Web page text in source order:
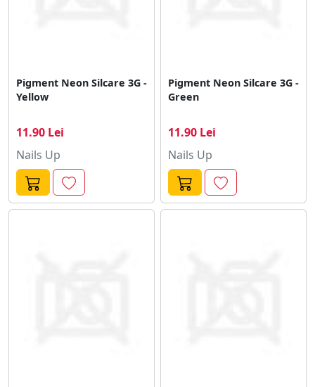
Pigment Neon Silcare 3G -
Yellow
11.90 Lei
Nails Up
Pigment Neon Silcare 3G -
Green
11.90 Lei
Nails Up